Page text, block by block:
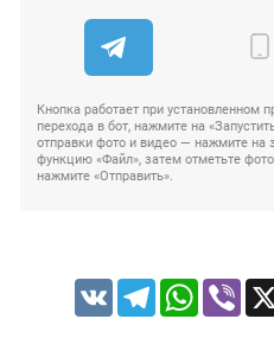
Кнопка работает при установленном
перехода в бот, нажмите на
отправки фото и видео — нажмите на
функцию «Файл», затем отметьте
нажмите «Отправить».
VK TelegramWhatsApp
Viber